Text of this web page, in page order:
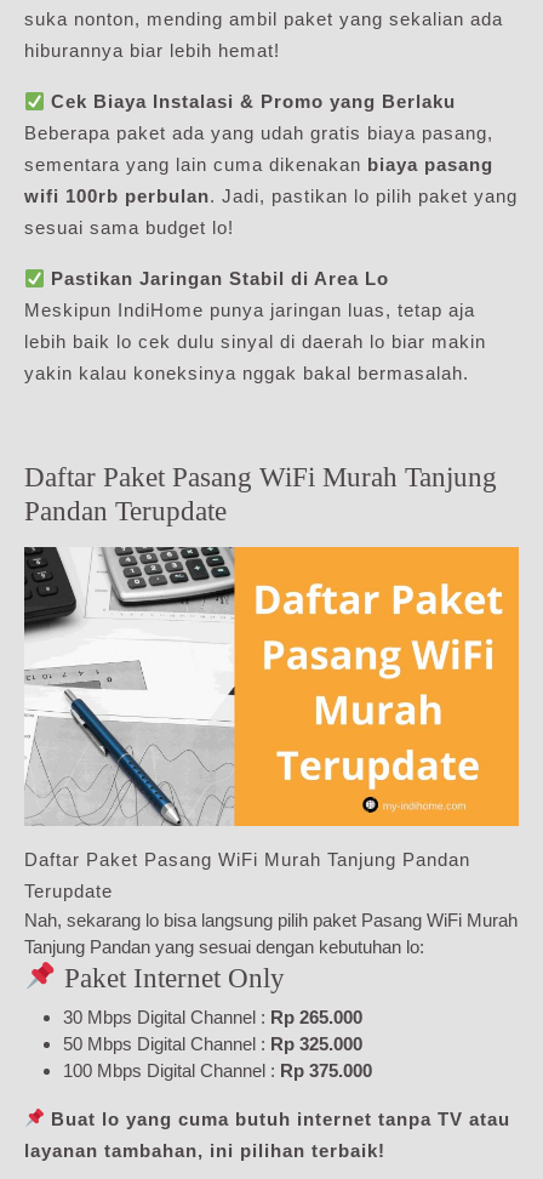
suka nonton, mending ambil paket yang sekalian ada
hiburannya biar lebih hemat!
Cek Biaya Instalasi & Promo yang Berlaku
Beberapa paket ada yang udah gratis biaya pasang,
sementara yang lain cuma dikenakan biaya pasang
wifi 100rb perbulan. Jadi, pastikan lo pilih paket yang
sesuai sama budget lo!
Pastikan Jaringan Stabil di Area Lo
Meskipun IndiHome punya jaringan luas, tetap aja
lebih baik lo cek dulu sinyal di daerah lo biar makin
yakin kalau koneksinya nggak bakal bermasalah.
Daftar Paket Pasang WiFi Murah Tanjung
Pandan Terupdate
Daftar Paket Pasang WiFi Murah Tanjung Pandan
Terupdate
Nah, sekarang lo bisa langsung pilih paket Pasang WiFi Murah
Tanjung Pandan yang sesuai dengan kebutuhan lo:
Paket Internet Only
30 Mbps Digital Channel : Rp 265.000
50 Mbps Digital Channel : Rp 325.000
100 Mbps Digital Channel : Rp 375.000
Buat lo yang cuma butuh internet tanpa TV atau
layanan tambahan, ini pilihan terbaik!